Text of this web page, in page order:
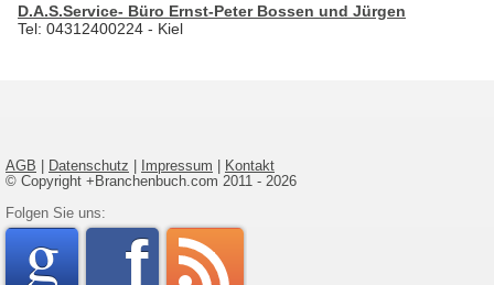
D.A.S.Service- Büro Ernst-Peter Bossen und Jürgen
Tel: 04312400224 - Kiel
AGB Datenschutz Impressum
Kontakt
© Copyright +Branchenbuch.com 2011 - 2026
Folgen Sie uns:
google